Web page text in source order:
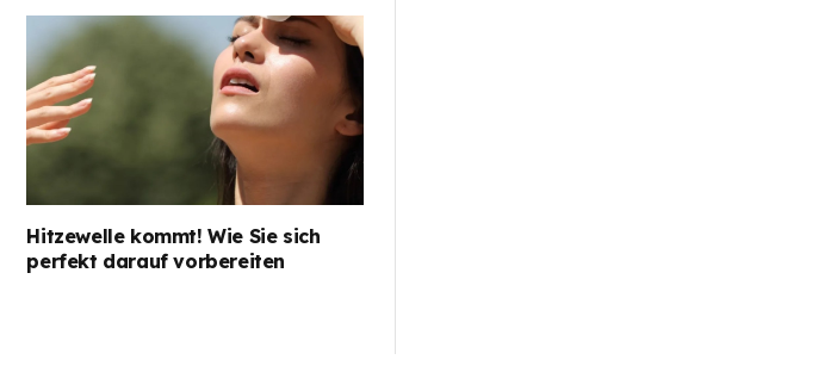
Hitzewelle kommt! Wie Sie sich
perfekt darauf vorbereiten